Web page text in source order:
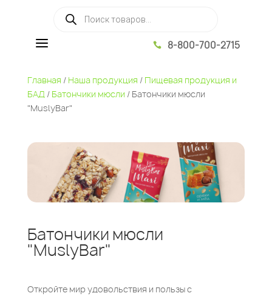
a  8-800-700-2715
Главная / Наша продукция / Пищевая продукция и
БАД/ Батончики мюсли / Батончики мюсли
"MuslyBar"
Батончики мюсли
"MuslyBar"
Откройте мир удовольствия и пользы с